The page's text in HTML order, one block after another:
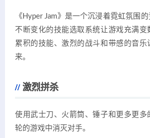
《Hyper Jam》是一个沉浸着霓虹氛围的
不断变化的技能选取系统让游戏充满变
累积的技能、激烈的战斗和带感的音乐
来。
激烈拼杀
使用武士刀、火箭筒、锤子和更多更多
轮的游戏中消灭对手。